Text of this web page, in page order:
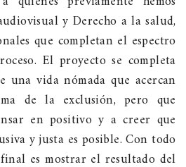
y Derecho a la salud,
que completan el espectro
El proyecto se completa
una vida nómada que acercan
de la exclusión, pero que
en positivo y a creer que
y justa es posible. Con todo
es mostrar el resultado del